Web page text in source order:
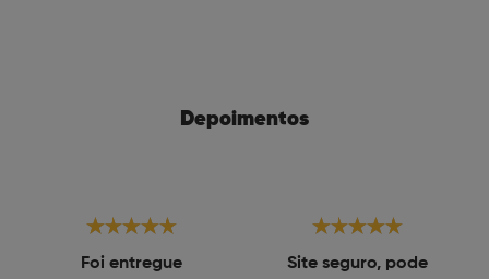
Depoimentos
Foi entregue
Site seguro, pode